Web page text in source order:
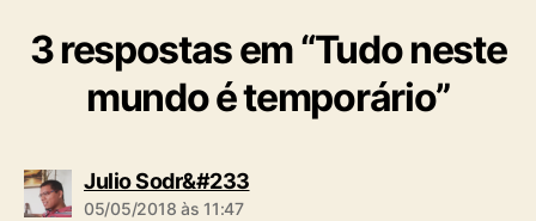
3 respostas em “Tudo neste
mundo é temporário”
Julio Sodr&#233d
05/05/2018 às 11:47